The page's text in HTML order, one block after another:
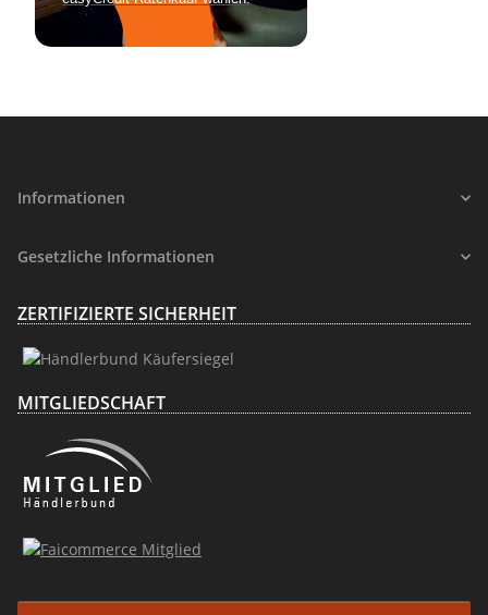
Informationen
Gesetzliche Informationen
ZERTIFIZIERTE SICHERHEIT
MITGLIEDSCHAFT